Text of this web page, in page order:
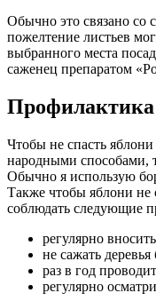
Обычно это связано
пожелтение листьев
выбранного места
саженец препаратом
Профилактика
Чтобы не спасть
народными способами,
Обычно я использую
Также чтобы яблони не
соблюдать следующие
регулярно
не сажать
раз в год
регулярно